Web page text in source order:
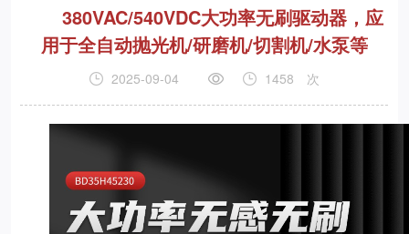
380VAC/540VDC大功率无刷驱动器，应
用于全自动抛光机/研磨机/切割机/水泵等
2025-09-04 1458 次